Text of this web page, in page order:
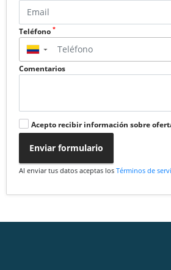
Teléfono *
▼
Comentarios
Acepto recibir información sobre
Enviar formulario
Al enviar tus datos aceptas los Términos de